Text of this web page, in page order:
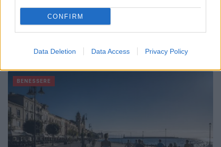
CONFIRM
Data Deletion Data Access Privacy Policy
nel tuo giardino
BENESSERE